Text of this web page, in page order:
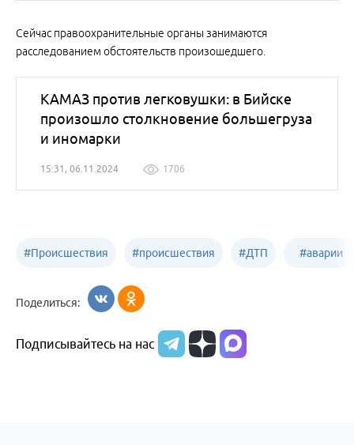
Сейчас правоохранительные органы занимаются
расследованием обстоятельств произошедшего.
КАМАЗ против легковушки: в Бийске
произошло столкновение большегруза
и иномарки
15:31, 06.11.2024 1706
#Происшествия #происшествия
Алтайский край
#ДТП #аварии
Поделиться:
Подписывайтесь на нас